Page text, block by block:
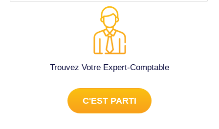
Trouvez Votre Expert-Comptable
C'EST PARTI